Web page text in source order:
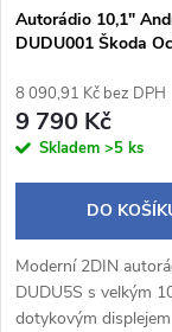
Autorádio 10,1"
DUDU001 Škoda
8 090,91 Kč bez DPH
9 790 Kč
Skladem >5 ks
DO
Moderní 2DIN
DUDU5S s velkým
dotykovým displejem